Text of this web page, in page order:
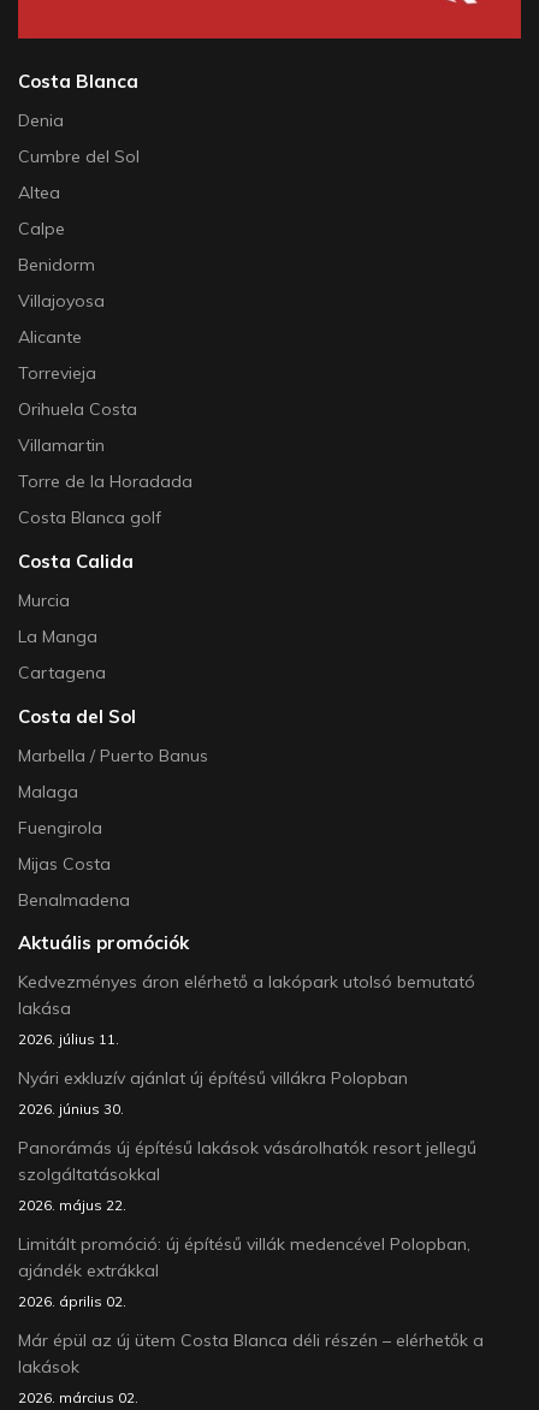
Costa Blanca
Denia
Cumbre del Sol
Altea
Calpe
Benidorm
Villajoyosa
Alicante
Torrevieja
Orihuela Costa
Villamartin
Torre de la Horadada
Costa Blanca golf
Costa Calida
Murcia
La Manga
Cartagena
Costa del Sol
Marbella / Puerto Banus
Malaga
Fuengirola
Mijas Costa
Benalmadena
Aktuális promóciók
Kedvezményes áron elérhető a lakópark utolsó bemutató
lakása
2026. július 11.
Nyári exkluzív ajánlat új építésű villákra Polopban
2026. június 30.
Panorámás új építésű lakások vásárolhatók resort jellegű
szolgáltatásokkal
2026. május 22.
Limitált promóció: új építésű villák medencével Polopban,
ajándék extrákkal
2026. április 02.
Már épül az új ütem Costa Blanca déli részén – elérhetők a
lakások
2026. március 02.